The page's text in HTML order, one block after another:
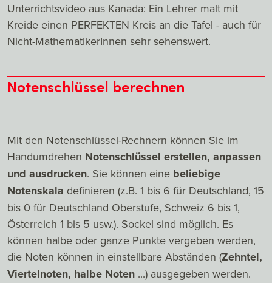
Unterrichtsvideo aus Kanada: Ein Lehrer malt mit
Kreide einen PERFEKTEN Kreis an die Tafel - auch für
Nicht-MathematikerInnen sehr sehenswert.
Notenschlüssel berechnen
Mit den Notenschlüssel-Rechnern können Sie im
Handumdrehen Notenschlüssel erstellen, anpassen
und ausdrucken. Sie können eine beliebige
Notenskala definieren (z.B. 1 bis 6 für Deutschland, 15
bis 0 für Deutschland Oberstufe, Schweiz 6 bis 1,
Österreich 1 bis 5 usw.). Sockel sind möglich. Es
können halbe oder ganze Punkte vergeben werden,
die Noten können in einstellbare Abständen (Zehntel,
Viertelnoten, halbe Noten ...) ausgegeben werden.